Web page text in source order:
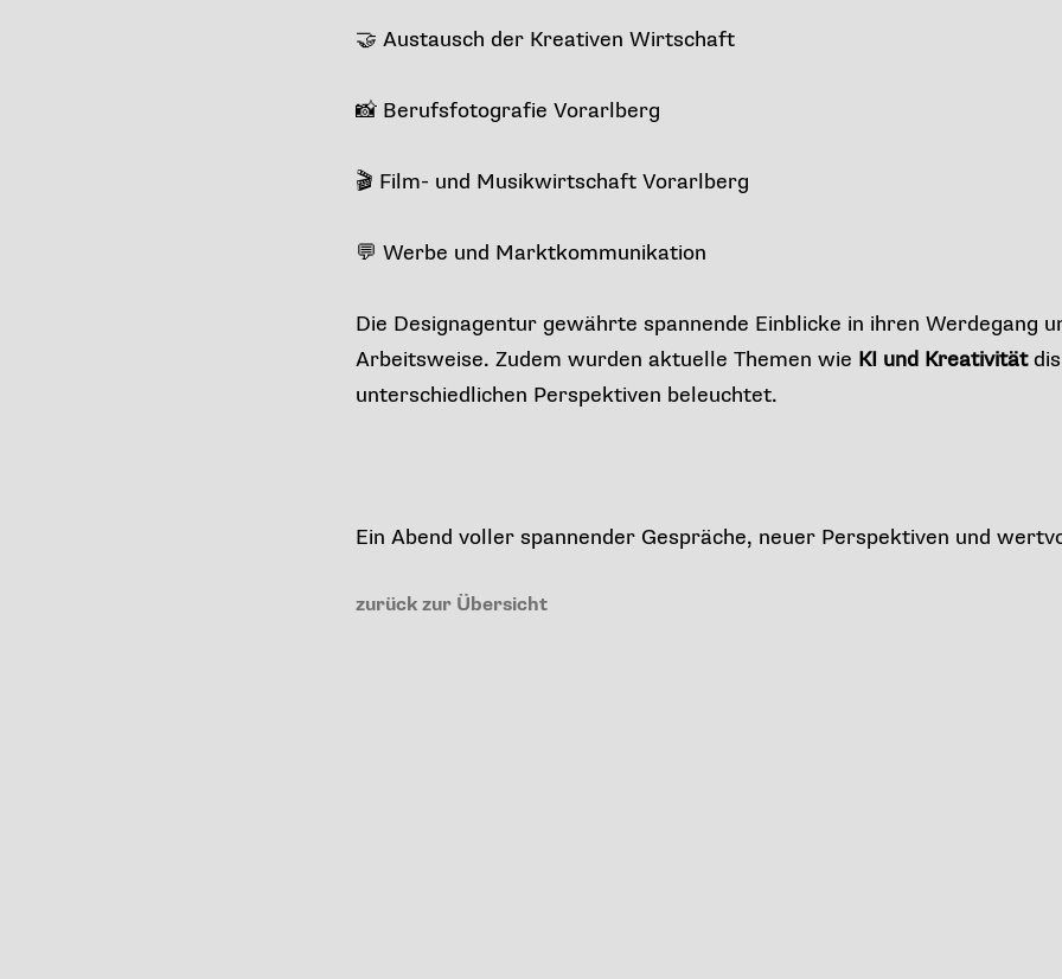
🤝 Austausch der Kreativen Wirtschaft
📸 Berufsfotografie Vorarlberg
🎬 Film- und Musikwirtschaft Vorarlberg
💬 Werbe und Marktkommunikation
Die Designagentur gewährte spannende Einblicke in ihren Werdegang
Arbeitsweise. Zudem wurden aktuelle Themen wie KI und Kreativität
unterschiedlichen Perspektiven beleuchtet.
Ein Abend voller spannender Gespräche, neuer Perspektiven und
zurück zur Übersicht